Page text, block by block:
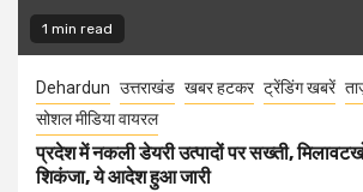
1 min read
Dehardun उत्तराखंड खबर हटकर ट्रेंडिंग खबरें
सोशल मीडिया वायरल
प्रदेश में नकली डेयरी उत्पादों पर सख्ती,
शिकंजा, ये आदेश हुआ जारी